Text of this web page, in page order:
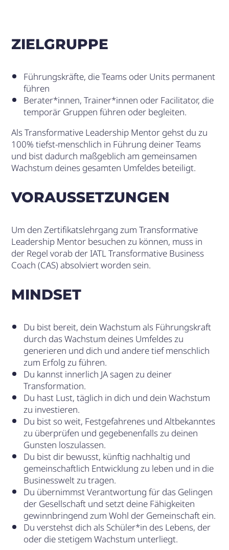
ZIELGRUPPE
Führungskräfte, die Teams oder Units permanent
führen
Berater*innen, Trainer*innen oder Facilitator, die
temporär Gruppen führen oder begleiten.
Als Transformative Leadership Mentor gehst du zu
100% tiefst-menschlich in Führung deiner Teams
und bist dadurch maßgeblich am gemeinsamen
Wachstum deines gesamten Umfeldes beteiligt.
VORAUSSETZUNGEN
Um den Zertifikatslehrgang zum Transformative
Leadership Mentor besuchen zu können, muss in
der Regel vorab der IATL Transformative Business
Coach (CAS) absolviert worden sein.
MINDSET
Du bist bereit, dein Wachstum als Führungskraft
durch das Wachstum deines Umfeldes zu
generieren und dich und andere tief menschlich
zum Erfolg zu führen.
Du kannst innerlich JA sagen zu deiner
Transformation.
Du hast Lust, täglich in dich und dein Wachstum
zu investieren.
Du bist so weit, Festgefahrenes und Altbekanntes
zu überprüfen und gegebenenfalls zu deinen
Gunsten loszulassen.
Du bist dir bewusst, künftig nachhaltig und
gemeinschaftlich Entwicklung zu leben und in die
Businesswelt zu tragen.
Du übernimmst Verantwortung für das Gelingen
der Gesellschaft und setzt deine Fähigkeiten
gewinnbringend zum Wohl der Gemeinschaft ein.
Du verstehst dich als Schüler*in des Lebens, der
oder die stetigem Wachstum unterliegt.